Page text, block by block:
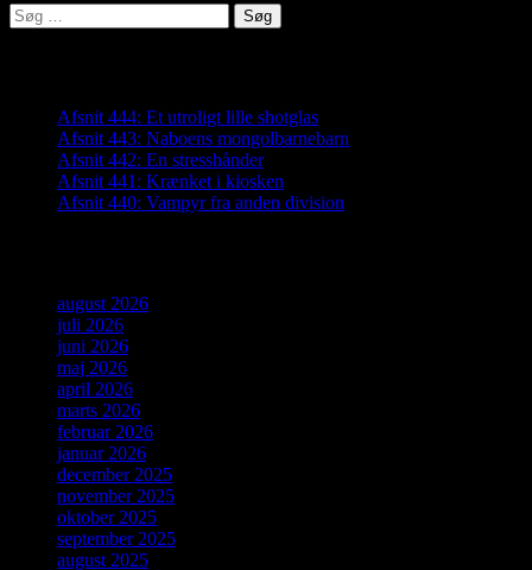
Søg
efter:
Afsnit 444: Et utroligt lille shotglas
Afsnit 443: Naboens mongolbarnebarn
Afsnit 442: En stresshånder
Afsnit 441: Krænket i kiosken
Afsnit 440: Vampyr fra anden division
august 2026
juli 2026
juni 2026
maj 2026
april 2026
marts 2026
februar 2026
januar 2026
december 2025
november 2025
oktober 2025
september 2025
august 2025